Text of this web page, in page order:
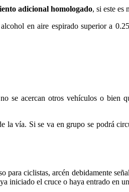
adicional homologado, si este es
en aire espirado superior a
acercan otros vehículos o bien
la vía. Si se va en grupo se podrá
para ciclistas, arcén debidamente
iniciado el cruce o haya entrado en